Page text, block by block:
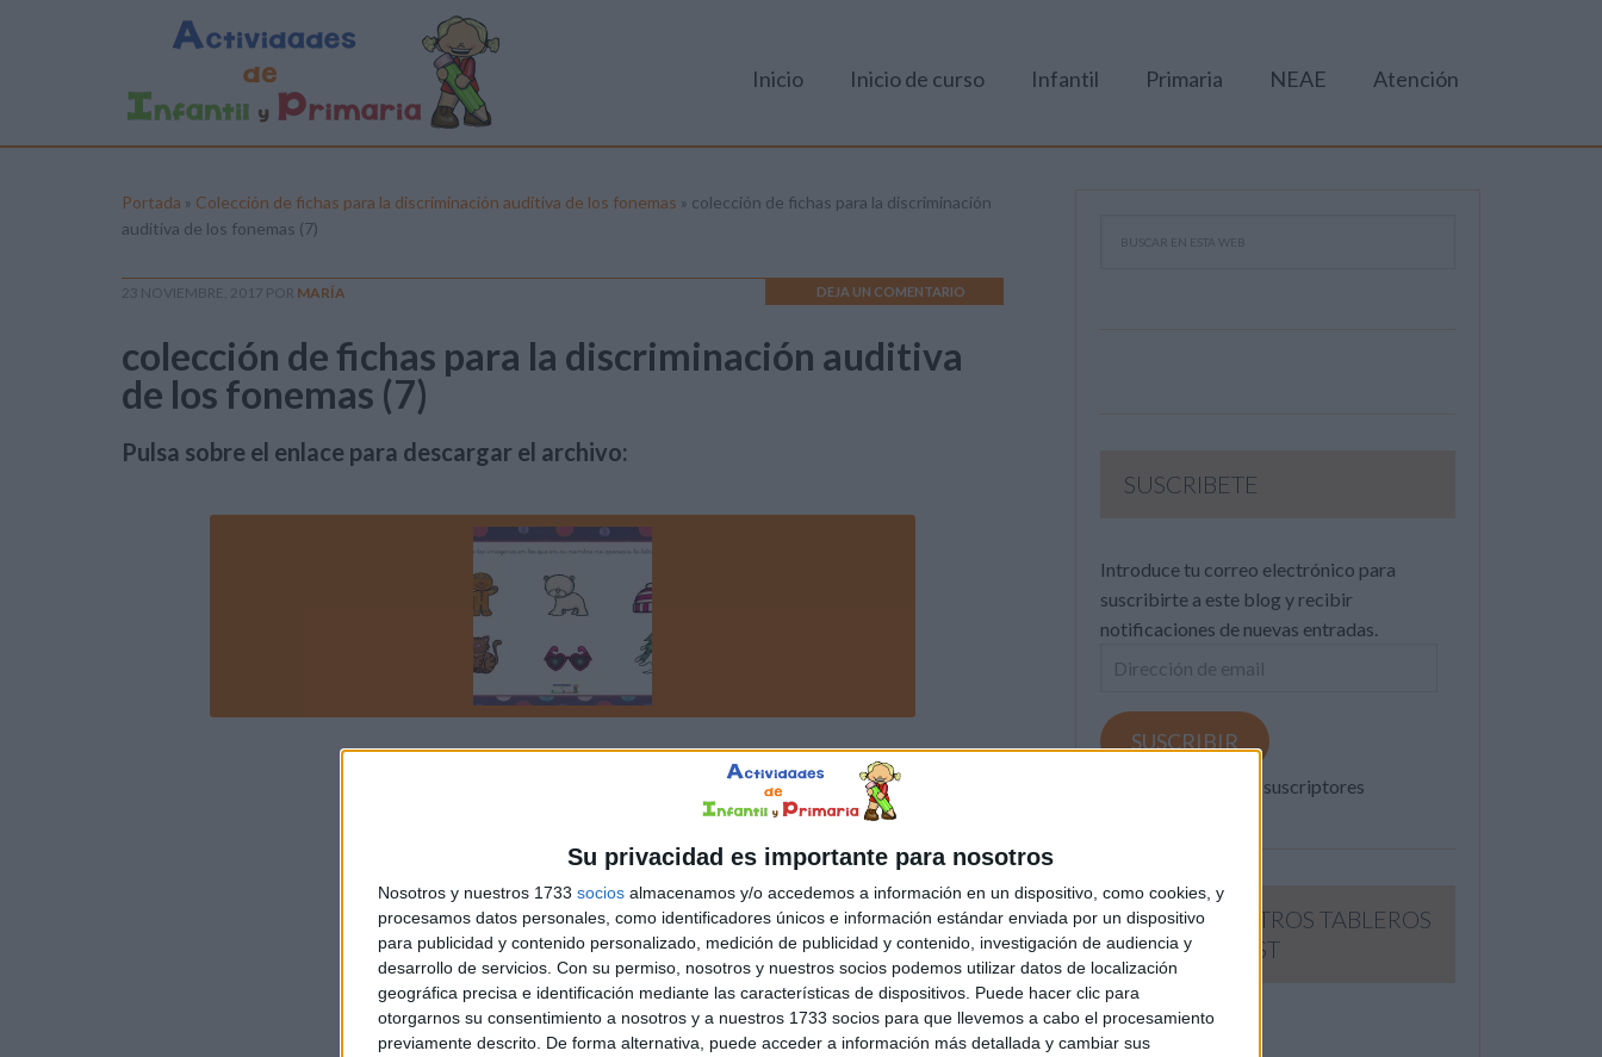
Su privacidad es importante para nosotros
Nosotros y nuestros 1733 socios almacenamos y/o accedemos a información en un dispositivo, como cookies, y
procesamos datos personales, como identificadores únicos e información estándar enviada por un dispositivo
para publicidad y contenido personalizado, medición de publicidad y contenido, investigación de audiencia y
desarrollo de servicios. Con su permiso, nosotros y nuestros socios podemos utilizar datos de localización
geográfica precisa e identificación mediante las características de dispositivos. Puede hacer clic para
otorgarnos su consentimiento a nosotros y a nuestros 1733 socios para que llevemos a cabo el procesamiento
previamente descrito. De forma alternativa, puede acceder a información más detallada y cambiar sus
Inicio Inicio de curso Infantil Primaria NEAE Atención
Portada » Colección de fichas para la discriminación auditiva de los fonemas » colección de fichas para la discriminación
auditiva de los fonemas (7)
23 NOVIEMBRE, 2017 POR MARÍA DEJA UN COMENTARIO
colección de fichas para la discriminación auditiva
de los fonemas (7)
Pulsa sobre el enlace para descargar el archivo:
SUSCRIBETE
Introduce tu correo electrónico para
suscribirte a este blog y recibir
notificaciones de nuevas entradas.
Dirección
email
SUSCRIBIR
Únete a otros 371K suscriptores
SIGUE NUESTROS TABLEROS
EN PINTEREST